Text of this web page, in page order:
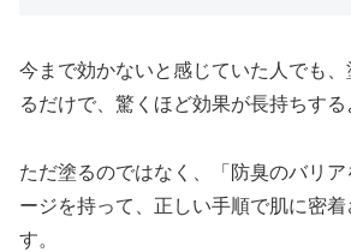
今まで効かないと感じていた人でも
るだけで、驚くほど効果が長持ちする
ただ塗るのではなく、「防臭のバリ
ージを持って、正しい手順で肌に密
す。